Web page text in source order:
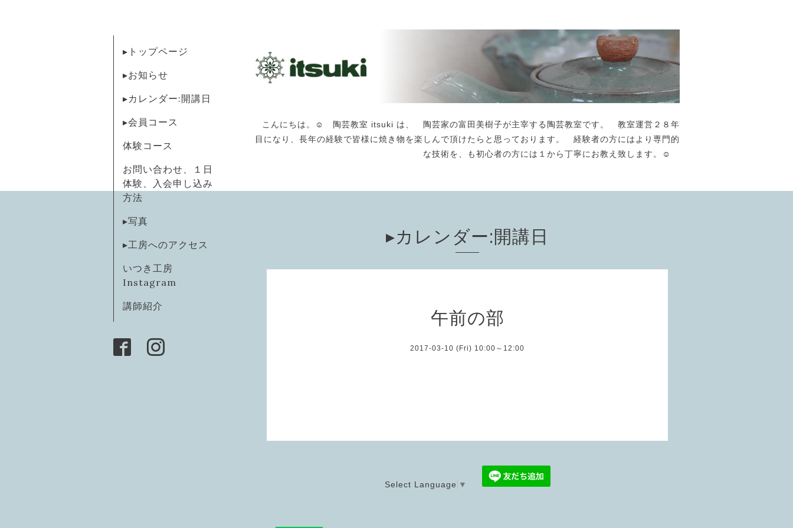
こんにちは。☺️ 陶芸教室 itsuki は、 陶芸家の富田美樹子が主宰する陶芸教室です。 教室運営２８年
目になり、長年の経験で皆様に焼き物を楽しんで頂けたらと思っております。 経験者の方にはより専門的
な技術を、も初心者の方には１から丁寧にお教え致します。☺️
▸トップページ
▸お知らせ
▸カレンダー:開講日
▸会員コース
体験コース
お問い合わせ、１日
体験、入会申し込み
方法
▸写真
▸工房へのアクセス
いつき工房
Instagram
講師紹介
▸カレンダー:開講日
午前の部
2017-03-10 (Fri) 10:00～12:00
Select Language ▼